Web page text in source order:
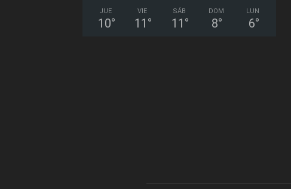
JUE
10°
VIE
11 °
SÁB
11 °
DOM
8°
LUN
6°